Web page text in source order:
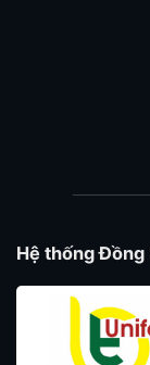
Hệ thống Đồng